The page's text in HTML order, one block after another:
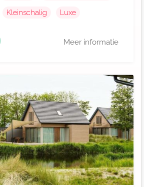
Kleinschalig Luxe
Meer informatie